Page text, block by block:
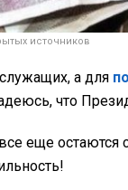
источников
а для
что
еще остаются